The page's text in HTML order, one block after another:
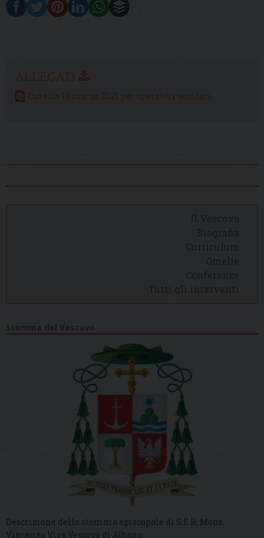
Omelia 13 marzo 2021 per operatori sanitari
Descrizione dello stemma episcopale di S.E.R. Mons.
Vincenzo Viva Vescovo di Albano: